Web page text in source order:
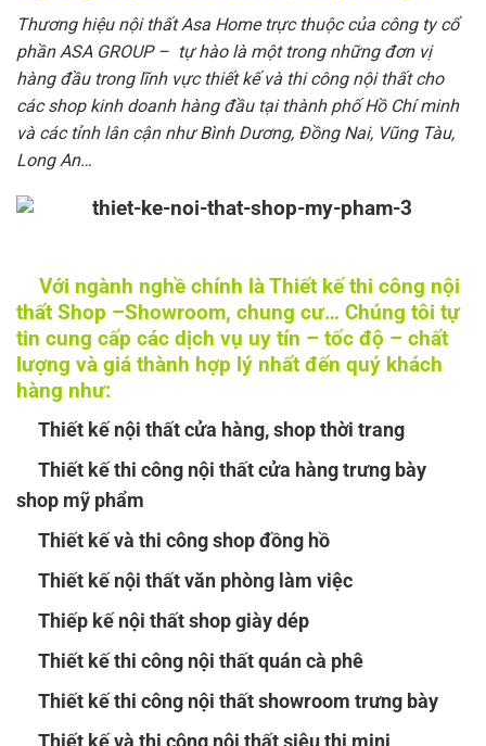
Thương hiệu nội thất Asa Home trực thuộc của công ty cổ
phần ASA GROUP – tự hào là một trong những đơn vị
hàng đầu trong lĩnh vực thiết kế và thi công nội thất cho
các shop kinh doanh hàng đầu tại thành phố Hồ Chí minh
và các tỉnh lân cận như Bình Dương, Đồng Nai, Vũng Tàu,
Long An…
Với ngành nghề chính là Thiết kế thi công nội
thất Shop –Showroom, chung cư… Chúng tôi tự
tin cung cấp các dịch vụ uy tín – tốc độ – chất
lượng và giá thành hợp lý nhất đến quý khách
hàng như:
Thiết kế nội thất cửa hàng, shop thời trang
Thiết kế thi công nội thất cửa hàng trưng bày
shop mỹ phẩm
Thiết kế và thi công shop đồng hồ
Thiết kế nội thất văn phòng làm việc
Thiếp kế nội thất shop giày dép
Thiết kế thi công nội thất quán cà phê
Thiết kế thi công nội thất showroom trưng bày
Thiết kế và thi công nội thất siêu thị mini